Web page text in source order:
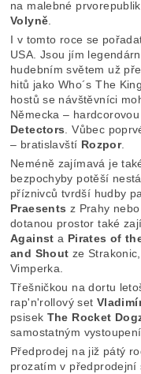
na malebné
Volyně
I v tomto roce se
USA. Jsou jím
hudebním světem už
hitů jako Who´s The
hostů se návštěvníci
Německa –
Detectors . Vůbec
– bratislavští Rozpor.
Neméně zajímavá je
bezpochyby potěší
příznivců tvrdší hudby
Praesents z Prahy
dotanou prostor také
Against a Pirates of
and Shout ze Strakonic,
Vimperka.
Třešničkou na dortu
rap'n'rollový set
psisek The Rocket
samostatným
Předprodej na již pátý
prozatím v